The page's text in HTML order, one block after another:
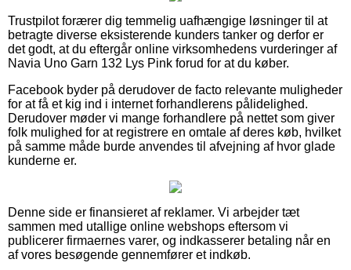
Trustpilot forærer dig temmelig uafhængige løsninger til at
betragte diverse eksisterende kunders tanker og derfor er
det godt, at du eftergår online virksomhedens vurderinger af
Navia Uno Garn 132 Lys Pink forud for at du køber.
Facebook byder på derudover de facto relevante muligheder
for at få et kig ind i internet forhandlerens pålidelighed.
Derudover møder vi mange forhandlere på nettet som giver
folk mulighed for at registrere en omtale af deres køb, hvilket
på samme måde burde anvendes til afvejning af hvor glade
kunderne er.
Denne side er finansieret af reklamer. Vi arbejder tæt
sammen med utallige online webshops eftersom vi
publicerer firmaernes varer, og indkasserer betaling når en
af vores besøgende gennemfører et indkøb.